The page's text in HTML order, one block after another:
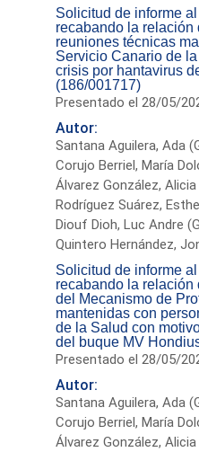
Solicitud de informe
recabando la relación
reuniones técnicas
Servicio Canario de
crisis por hantavirus
(186/001717)
Presentado el 28/05/
Autor:
Santana Aguilera, Ada
Corujo Berriel, María
Álvarez González, Alicia
Rodríguez Suárez,
Diouf Dioh, Luc Andre
Quintero Hernández,
Solicitud de informe
recabando la relación
del Mecanismo de
mantenidas con
de la Salud con
del buque MV
Presentado el 28/05/
Autor:
Santana Aguilera, Ada
Corujo Berriel, María
Álvarez González, Alicia